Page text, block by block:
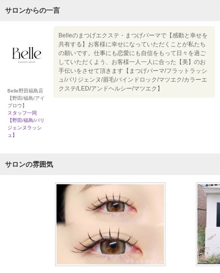
サロンからの一言
Belle野田福島店
【野田/福島/アイ
ブロウ】
スタッフ一同
【野田/福島/パリ
ジェンヌラッシ
ュ】
Belleのまつげエクステ・まつげパーマで【感動と幸せを
共有する】お客様に幸せになっていただくことが私たち
の願いです。仕事にも恋愛にも自信をもって日々を過ご
していただくよう、お客様一人一人に合った【美】のお
手伝いをさせて頂きます【まつげパーマ/フラットラッシ
ュ/パリジェンヌ/眉毛/バインドロック/マツエク/カラーエ
クステ/LED/アンドヘルシー/マツエク】
サロンの雰囲気